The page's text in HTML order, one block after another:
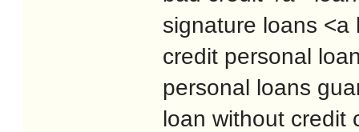
signature loans
credit personal
personal loans
loan without credit